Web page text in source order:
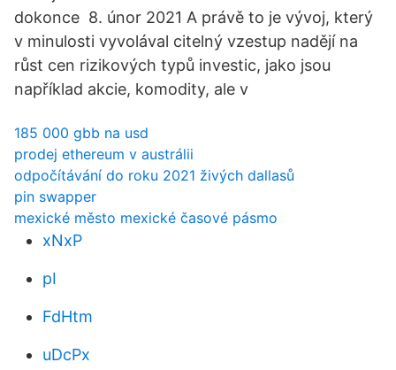
dokonce 8. únor 2021 A právě to je vývoj, který
v minulosti vyvolával citelný vzestup nadějí na
růst cen rizikových typů investic, jako jsou
například akcie, komodity, ale v
185 000 gbb na usd
prodej ethereum v austrálii
odpočítávání do roku 2021 živých dallasů
pin swapper
mexické město mexické časové pásmo
xNxP
pI
FdHtm
uDcPx